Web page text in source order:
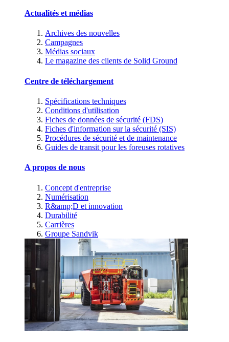
Actualités et médias
Archives des nouvelles
Campagnes
Médias sociaux
Le magazine des clients de Solid Ground
Centre de téléchargement
Spécifications techniques
Conditions d'utilisation
Fiches de données de sécurité (FDS)
Fiches d'information sur la sécurité (SIS)
Procédures de sécurité et de maintenance
Guides de transit pour les foreuses rotatives
A propos de nous
Concept d'entreprise
Numérisation
R&amp;D et innovation
Durabilité
Carrières
Groupe Sandvik